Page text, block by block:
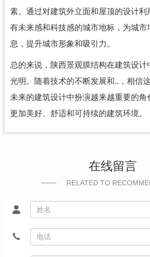
素。通过对建筑外立面和屋顶的设计利
有未来感和科技感的城市地标，为城市
息，提升城市形象和吸引力。
总的来说，陕西景观膜结构在建筑设计
光明。随着技术的不断发展和..，相信
未来的建筑设计中扮演越来越重要的角
更加美好、舒适和可持续的建筑环境。
在线留言
RELATED TO